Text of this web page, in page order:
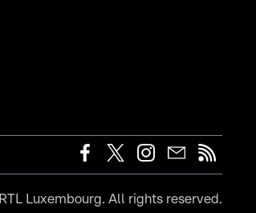
RTL Luxembourg. All rights reserved.